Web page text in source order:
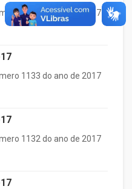
1134 do ano de 2017
1133 do ano de 2017
1132 do ano de 2017